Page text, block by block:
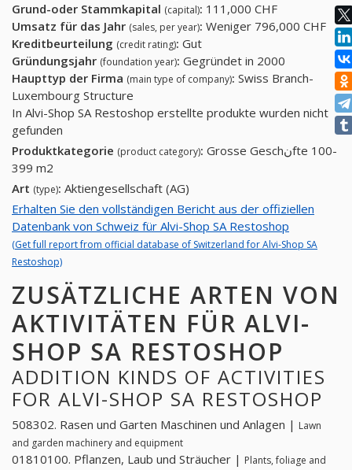
Grund-oder Stammkapital (capital): 111,000 CHF
Umsatz für das Jahr (sales, per year): Weniger 796,000 CHF
Kreditbeurteilung (credit rating): Gut
Gründungsjahr (foundation year): Gegründet in 2000
Haupttyp der Firma (main type of company): Swiss Branch-
Luxembourg Structure
In Alvi-Shop SA Restoshop erstellte produkte wurden nicht
gefunden
Produktkategorie (product category): Grosse Geschنfte 100-
399 m2
Art (type): Aktiengesellschaft (AG)
Erhalten Sie den vollständigen Bericht aus der offiziellen
Datenbank von Schweiz für Alvi-Shop SA Restoshop
(Get full report from official database of Switzerland for Alvi-Shop SA
Restoshop)
ZUSÄTZLICHE ARTEN VON
AKTIVITÄTEN FÜR ALVI-
SHOP SA RESTOSHOP
ADDITION KINDS OF ACTIVITIES
FOR ALVI-SHOP SA RESTOSHOP
508302. Rasen und Garten Maschinen und Anlagen | Lawn
and garden machinery and equipment
01810100. Pflanzen, Laub und Sträucher | Plants, foliage and